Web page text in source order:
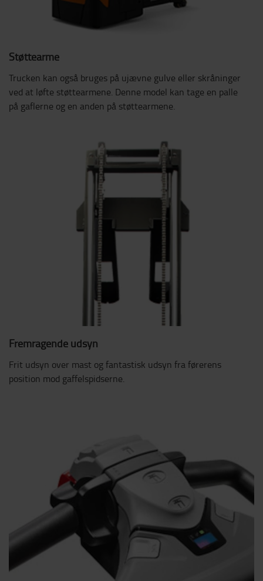
Støttearme
Trucken kan også bruges på ujævne gulve eller skråninger
ved at løfte støttearmene. Denne model kan tage en palle
på gaflerne og en anden på støttearmene.
Fremragende udsyn
Frit udsyn over mast og fantastisk udsyn fra førerens
position mod gaffelspidserne.